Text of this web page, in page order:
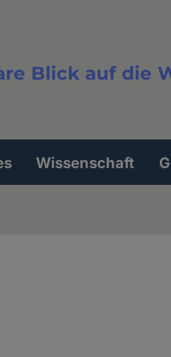
Blick auf die
Wissenschaft